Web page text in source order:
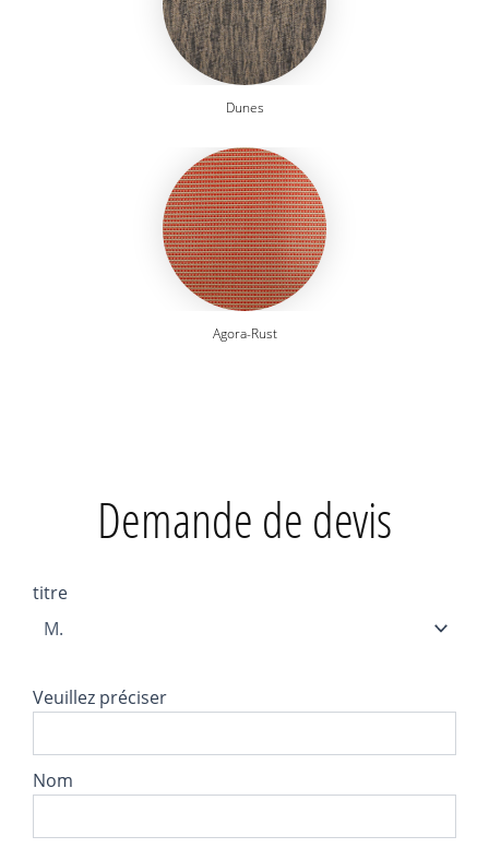
Dunes
Agora-Rust
Demande de devis
titre
Veuillez préciser
Nom